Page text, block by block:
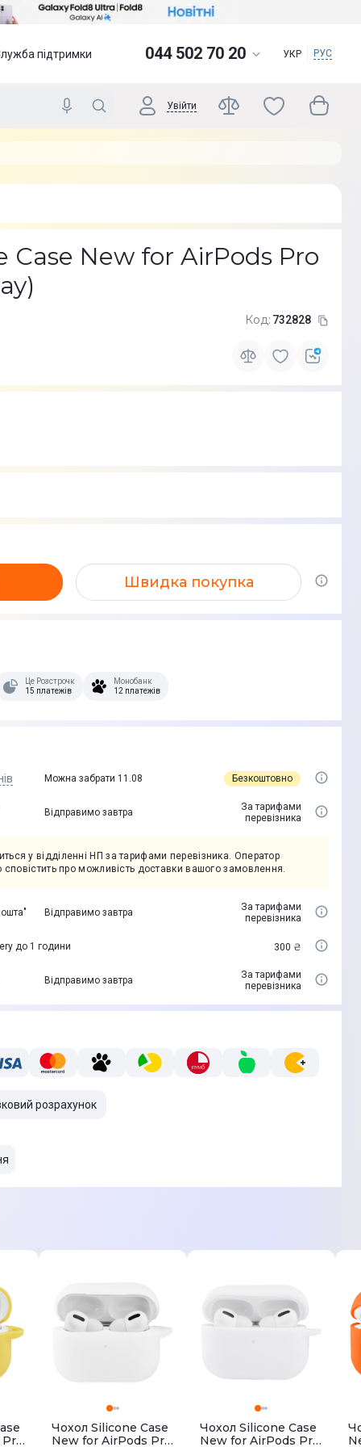
підтримки 044 502 70 20 УКР РУС
Увійти
Case New for AirPods Pro
Код: 732828
Швидка покупка
Це Розстрочка
15 платежів
Монобанк
12 платежів
Можна забрати 11.08 Безкоштовно
Відправимо завтра
За тарифами
перевізника
у відділенні НП за тарифами перевізника. Оператор
сповістить про можливість доставки вашого замовлення.
Відправимо завтра
За тарифами
перевізника
до 1 години 300 ₴
Відправимо завтра
За тарифами
перевізника
розрахунок
Pro
Чохол Silicone Case
New for AirPods Pro
Чохол Silicone Case
New for AirPods Pro